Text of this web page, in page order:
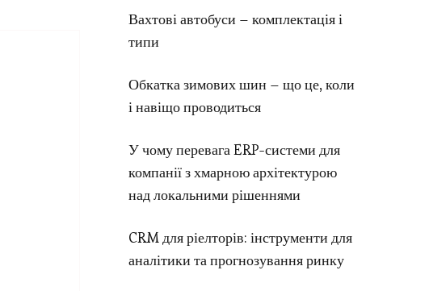
Вахтові автобуси – комплектація і
типи
Обкатка зимових шин – що це, коли
і навіщо проводиться
У чому перевага ERP-системи для
компанії з хмарною архітектурою
над локальними рішеннями
CRM для ріелторів: інструменти для
аналітики та прогнозування ринку